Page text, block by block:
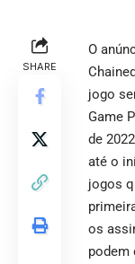
SHARE
O
jogo
Game
de
até o
jogos
os
podem